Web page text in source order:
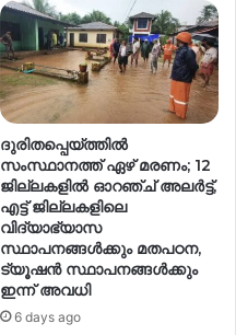
ദുരിതപ്പെയ്ത്തില്‍
സംസ്ഥാനത്ത് ഏഴ് മരണം; 12
ജില്ലകളില്‍ ഓറഞ്ച് അലര്‍ട്ട്,
എട്ട് ജില്ലകളിലെ
വിദ്യാഭ്യാസ
സ്ഥാപനങ്ങള്‍ക്കും മതപഠന,
ട്യൂഷന്‍ സ്ഥാപനങ്ങള്‍ക്കും
ഇന്ന് അവധി
6 days ago